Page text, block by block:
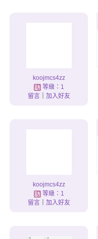
koojmcs4zz
等級：1
留言｜ 加入好友
koojmcs4zz
等級：1
留言｜ 加入好友